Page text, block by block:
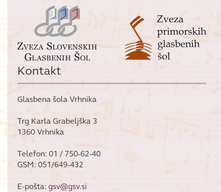
Kontakt
Glasbena šola Vrhnika
Trg Karla Grabeljška 3
1360 Vrhnika
Telefon: 01 / 750-62-40
GSM: 051/649-432
E-pošta: gsv@gsv.si